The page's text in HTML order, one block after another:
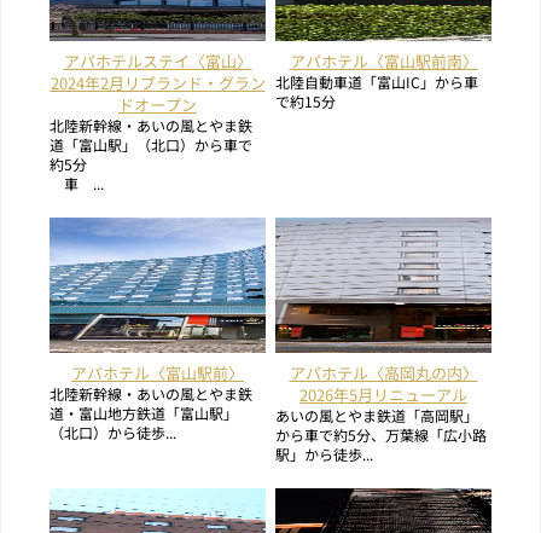
アパホテルステイ〈富山〉
2024年2月リブランド・グラン
ドオープン
北陸新幹線・あいの風とやま鉄
道「富山駅」（北口）から車で
約5分
車 ...
アパホテル〈富山駅前南〉
北陸自動車道「富山IC」から車
で約15分
アパホテル〈富山駅前〉
北陸新幹線・あいの風とやま鉄
道・富山地方鉄道「富山駅」
（北口）から徒歩...
アパホテル〈高岡丸の内〉
2026年5月リニューアル
あいの風とやま鉄道「高岡駅」
から車で約5分、万葉線「広小路
駅」から徒歩...